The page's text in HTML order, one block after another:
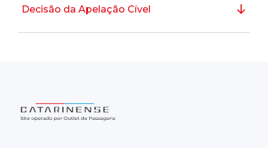
Decisão da Apelação Cível